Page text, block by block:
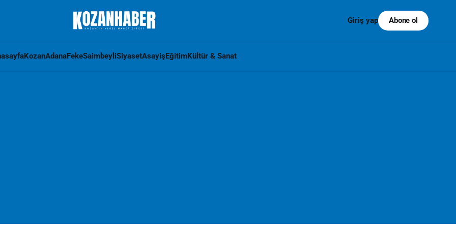
KozanAdanaFekeSaimbeyliSiyasetAsayişEğitimKültür & Sanat
Giriş yap Abone ol